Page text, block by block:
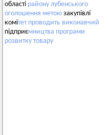
області району лубенського
оголошення метою закупівлі
комітет проводить виконавчий
підприємництва програми
розвитку товару